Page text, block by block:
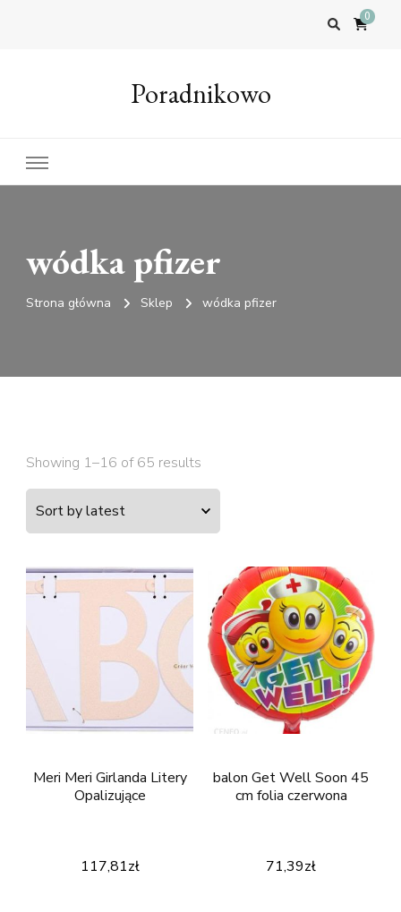
0
Poradnikowo
wódka pfizer
Strona główna Sklep wódka pfizer
Showing 1–16 of 65 results
Meri Meri Girlanda Litery
Opalizujące
117,81zł
balon Get Well Soon 45
cm folia czerwona
71,39zł